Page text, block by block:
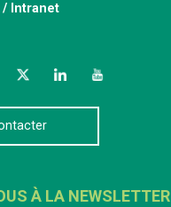
Intranet
TwitterLinkedInYouTube
À LA NEWSLETTER